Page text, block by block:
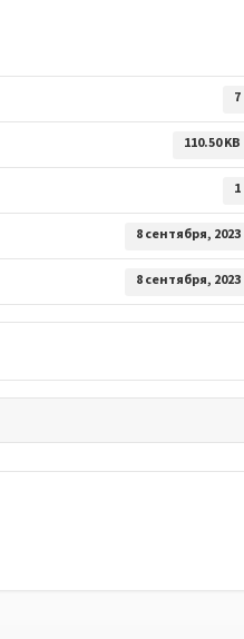
7
110.50 KB
1
8 сентября, 2023
8 сентября, 2023